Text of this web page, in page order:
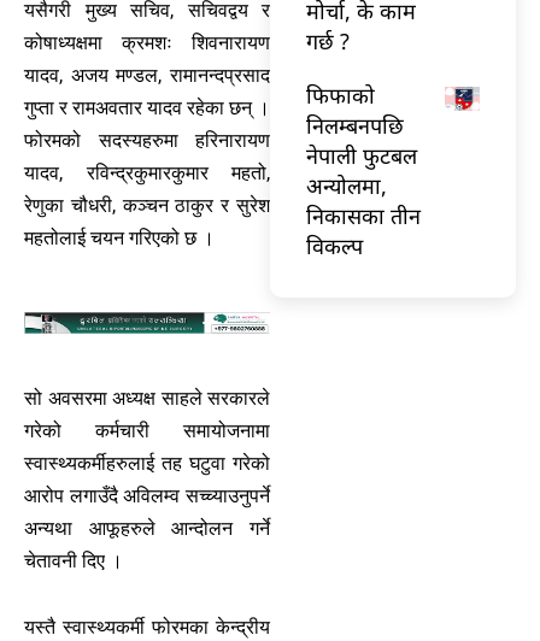
यसैगरी मुख्य सचिव, सचिवद्वय र
कोषाध्यक्षमा क्रमशः शिवनारायण
यादव, अजय मण्डल, रामानन्दप्रसाद
गुप्ता र रामअवतार यादव रहेका छन् ।
फोरमको सदस्यहरुमा हरिनारायण
यादव, रविन्द्रकुमारकुमार महतो,
रेणुका चौधरी, कञ्चन ठाकुर र सुरेश
महतोलाई चयन गरिएको छ ।
सो अवसरमा अध्यक्ष साहले सरकारले
गरेको कर्मचारी समायोजनामा
स्वास्थ्यकर्मीहरुलाई तह घटुवा गरेको
आरोप लगाउँदै अविलम्व सच्च्याउनुपर्ने
अन्यथा आफूहरुले आन्दोलन गर्ने
चेतावनी दिए ।
यस्तै स्वास्थ्यकर्मी फोरमका केन्द्रीय
मोर्चा, के काम
गर्छ ?
फिफाको
निलम्बनपछि
नेपाली फुटबल
अन्योलमा,
निकासका तीन
विकल्प